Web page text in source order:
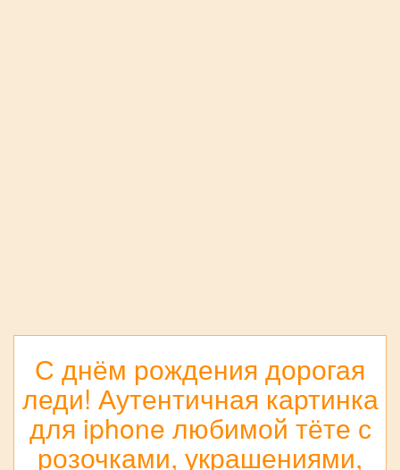
С днём рождения дорогая
леди! Аутентичная картинка
для iphone любимой тёте с
розочками, украшениями,